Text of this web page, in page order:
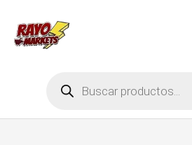
contenido
productos